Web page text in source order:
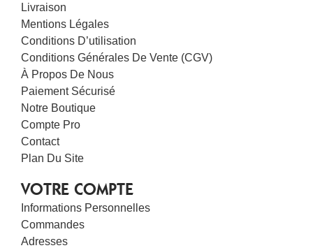
Livraison
Mentions Légales
Conditions D’utilisation
Conditions Générales De Vente (CGV)
À Propos De Nous
Paiement Sécurisé
Notre Boutique
Compte Pro
Contact
Plan Du Site
VOTRE COMPTE
Informations Personnelles
Commandes
Adresses